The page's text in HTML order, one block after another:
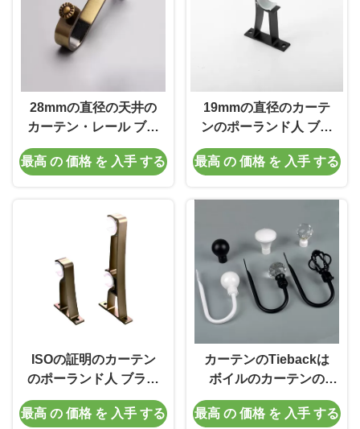
28mmの直径の天井の
カーテン・レール ブラ
ケット
最高 の 価格 を 入手 する
19mmの直径のカーテ
ンのポーランド人 ブラ
ケット
最高 の 価格 を 入手 する
ISOの証明のカーテン
のポーランド人 ブラケ
ット
最高 の 価格 を 入手 する
カーテンのTiebackは
ボイルのカーテンの
HoldbackのためにU様
式の金属のタイを支持
最高 の 価格 を 入手 する